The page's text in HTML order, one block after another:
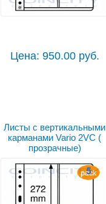
Цена: 950.00 руб.
Листы с вертикальными
карманами Vario 2VC (
прозрачные)